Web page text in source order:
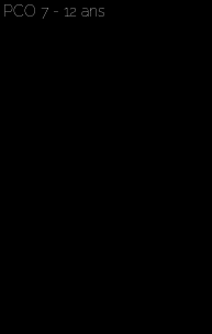
PCO 7 - 12 ans